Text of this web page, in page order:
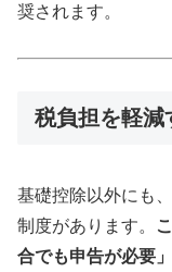
奨されます。
税負担を軽減
基礎控除以外にも
制度があります。
合でも申告が必要